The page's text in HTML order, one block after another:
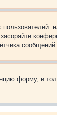
сообщений.
форму, и